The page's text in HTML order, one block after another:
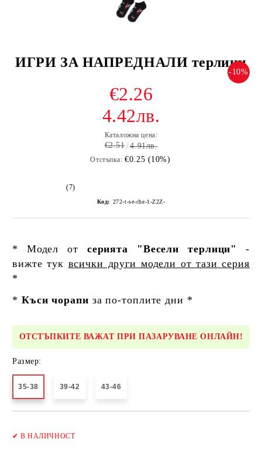
ИГРИ ЗА НАПРЕДНАЛИ терлици
-10%
€2.26
4.42лв.
Каталожна цена:
€2.51 4.91лв.
Отстъпка: €0.25 (10%)
(7)
Код: 272-t-se-che-1-Z2Z-
* Модел от серията "Весели терлици"
-
вижте тук всички други модели от тази серия
*
* Къси чорапи за по-топлите дни *
ОТСТЪПКИТЕ ВАЖАТ ПРИ ПАЗАРУВАНЕ ОНЛАЙН!
Размер:
35-38 39-42 43-46
✔В НАЛИЧНОСТ